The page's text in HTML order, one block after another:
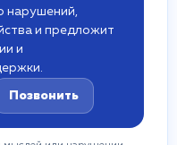
нарушений,
и предложит
и
Позвонить